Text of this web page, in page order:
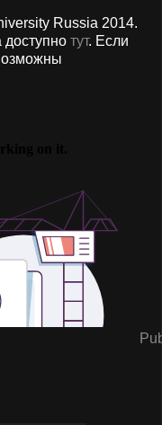
Russia 2014.
доступно тут. Если